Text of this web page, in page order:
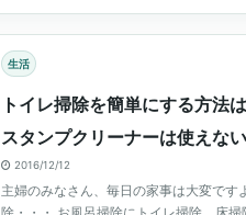
生活
トイレ掃除を簡単にする方法
スタンプクリーナーは使えな
2016/12/12
主婦のみなさん、毎日の家事は大変です